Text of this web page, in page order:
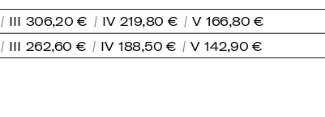
III 306,20 € IV 219,80 € V 166,80 €
III 262,60 € IV 188,50 € V 142,90 €